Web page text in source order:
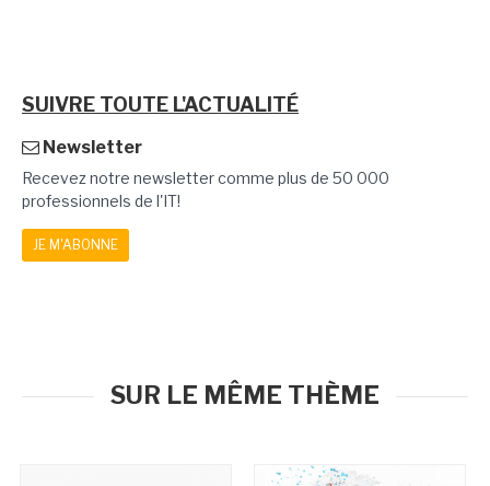
SUIVRE TOUTE L'ACTUALITÉ
Newsletter
Recevez notre newsletter comme plus de 50 000
professionnels de l'IT!
JE M'ABONNE
SUR LE MÊME THÈME